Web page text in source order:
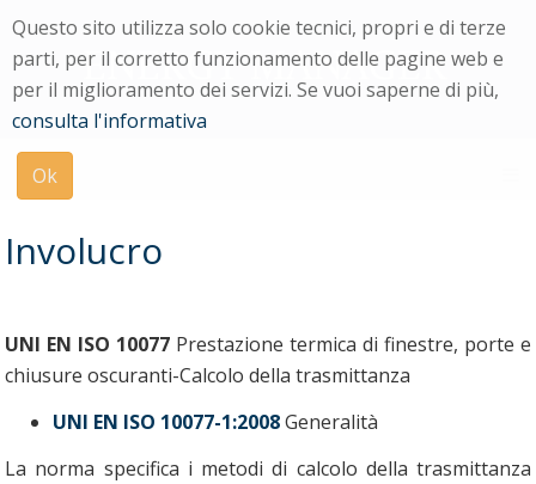
Questo sito utilizza solo cookie tecnici, propri e di terze
parti, per il corretto funzionamento delle pagine web e
per il miglioramento dei servizi. Se vuoi saperne di più,
consulta l'informativa
Ok
Menu
di
navigazione
Modulo
ricerca
su
uniPi
Involucro
UNI EN ISO 10077 Prestazione termica di finestre, porte e
chiusure oscuranti-Calcolo della trasmittanza
UNI EN ISO 10077-1:2008Generalità
La norma specifica i metodi di calcolo della trasmittanza